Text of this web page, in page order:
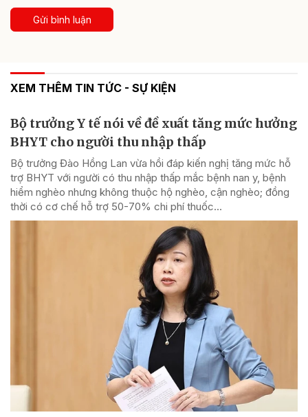
Gửi bình luận
XEM THÊM TIN TỨC - SỰ KIỆN
Bộ trưởng Y tế nói về đề xuất tăng mức hưởng
BHYT cho người thu nhập thấp
Bộ trưởng Đào Hồng Lan vừa hồi đáp kiến nghị tăng mức hỗ
trợ BHYT với người có thu nhập thấp mắc bệnh nan y, bệnh
hiểm nghèo nhưng không thuộc hộ nghèo, cận nghèo; đồng
thời có cơ chế hỗ trợ 50-70% chi phí thuốc...